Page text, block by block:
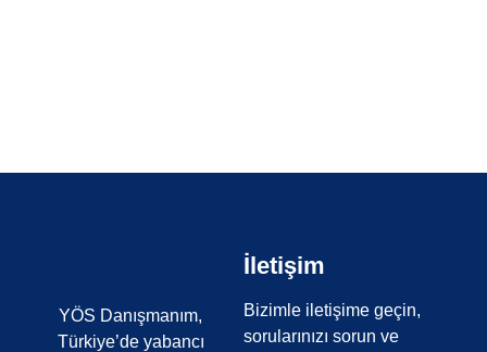
YÖS Danışmanım,
Türkiye’de yabancı
İletişim
Bizimle iletişime geçin,
sorularınızı sorun ve